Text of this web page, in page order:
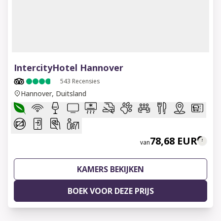
IntercityHotel Hannover
543 Recensies
Hannover, Duitsland
van78,68 EUR
KAMERS BEKIJKEN
BOEK VOOR DEZE PRIJS